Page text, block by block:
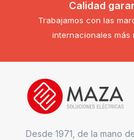
Calidad
Trabajamos con las
internacionales más
Desde 1971, de la mano